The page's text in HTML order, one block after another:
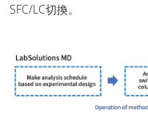
SFC/LC切換。